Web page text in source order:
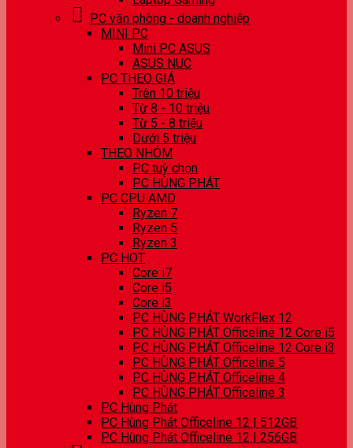
PC văn phòng - doanh nghiệp
MINI PC
Mini PC ASUS
ASUS NUC
PC THEO GIÁ
Trên 10 triệu
Từ 8 - 10 triệu
Từ 5 - 8 triệu
Dưới 5 triệu
THEO NHÓM
PC tuỳ chọn
PC HÙNG PHÁT
PC CPU AMD
Ryzen 7
Ryzen 5
Ryzen 3
PC HOT
Core i7
Core i5
Core i3
PC HÙNG PHÁT WorkFlex 12
PC HÙNG PHÁT Officeline 12 Core i5
PC HÙNG PHÁT Officeline 12 Core i3
PC HÙNG PHÁT Officeline 5
PC HÙNG PHÁT Officeline 4
PC HÙNG PHÁT Officeline 3
PC Hùng Phát
PC Hùng Phát Officeline 12 | 512GB
PC Hùng Phát Officeline 12 | 256GB